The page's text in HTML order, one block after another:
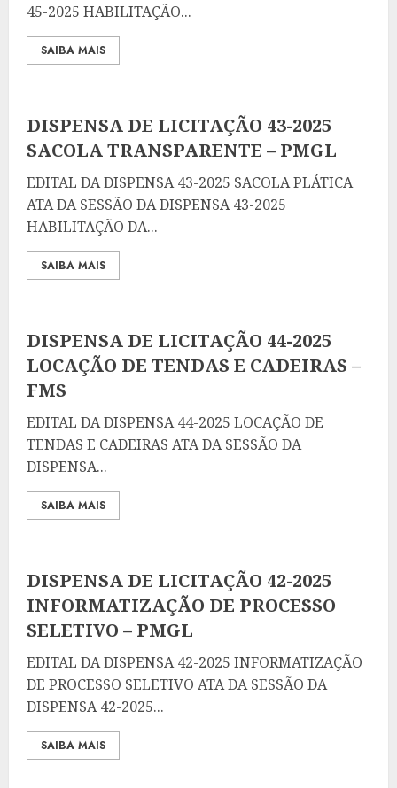
45-2025 HABILITAÇÃO...
SAIBA MAIS
DISPENSA DE LICITAÇÃO 43-2025
SACOLA TRANSPARENTE – PMGL
EDITAL DA DISPENSA 43-2025 SACOLA PLÁTICA
ATA DA SESSÃO DA DISPENSA 43-2025
HABILITAÇÃO DA...
SAIBA MAIS
DISPENSA DE LICITAÇÃO 44-2025
LOCAÇÃO DE TENDAS E CADEIRAS –
FMS
EDITAL DA DISPENSA 44-2025 LOCAÇÃO DE
TENDAS E CADEIRAS ATA DA SESSÃO DA
DISPENSA...
SAIBA MAIS
DISPENSA DE LICITAÇÃO 42-2025
INFORMATIZAÇÃO DE PROCESSO
SELETIVO – PMGL
EDITAL DA DISPENSA 42-2025 INFORMATIZAÇÃO
DE PROCESSO SELETIVO ATA DA SESSÃO DA
DISPENSA 42-2025...
SAIBA MAIS